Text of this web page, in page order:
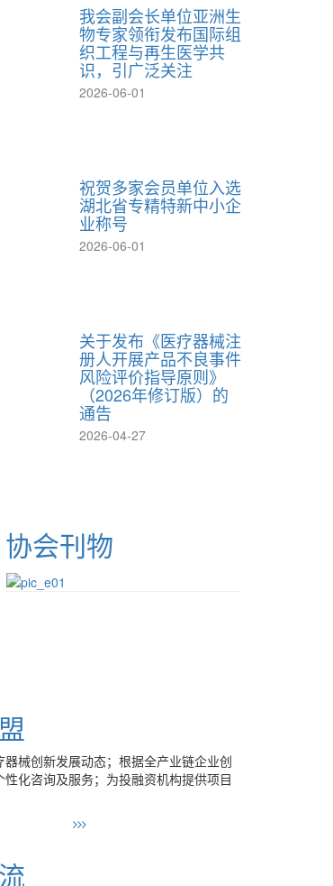
我会副会长单位亚洲生
物专家领衔发布国际组
织工程与再生医学共
识，引广泛关注
2026-06-01
祝贺多家会员单位入选
湖北省专精特新中小企
业称号
2026-06-01
关于发布《医疗器械注
册人开展产品不良事件
风险评价指导原则》
（2026年修订版）的
通告
2026-04-27
协会刊物
器械创新发展动态；根据全产业链企业创
性化咨询及服务；为投融资机构提供项目